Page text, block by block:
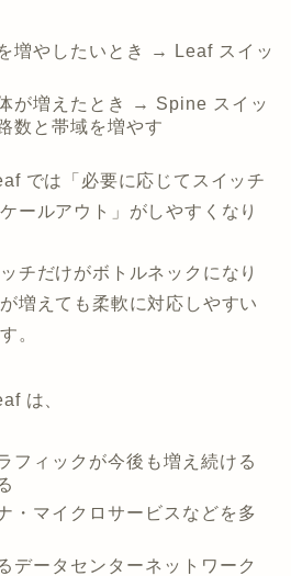
増やしたいとき → Leaf スイッ
が増えたとき → Spine スイッ
数と帯域を増やす
では「必要に応じてスイッチ
ールアウト」がしやすくなり
チだけがボトルネックになり
増えても柔軟に対応しやすい
。
は、
フィックが今後も増え続ける
・マイクロサービスなどを多
データセンターネットワーク